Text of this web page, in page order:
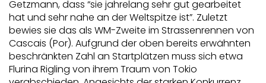
Getzmann, dass “sie jahrelang sehr gut gearbeitet
hat und sehr nahe an der Weltspitze ist”. Zuletzt
bewies sie das als WM-Zweite im Strassenrennen von
Cascais (Por). Aufgrund der oben bereits erwähnten
beschränkten Zahl an Startplätzen muss sich etwa
Flurina Rigling von ihrem Traum von Tokio